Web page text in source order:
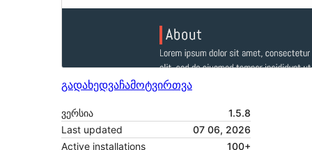
გადახედვაჩამოტვირთვა
ვერსია
1.5.8
Last updated
07 06, 2026
Active installations
100+